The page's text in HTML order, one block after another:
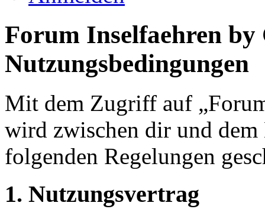
Forum Inselfaehren by
Nutzungsbedingungen
Mit dem Zugriff auf
wird zwischen dir und
folgenden Regelungen
1. Nutzungsvertrag